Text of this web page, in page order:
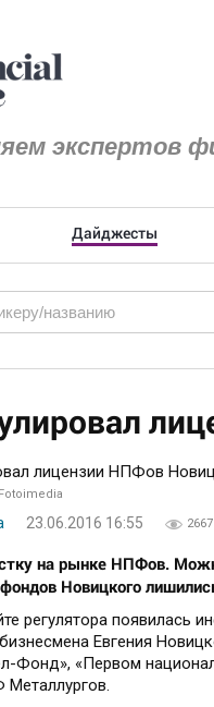
экспертов
Дайджесты
23.06.2016 16:55 2667
на рынке НПФов.
Новицкого
регулятора появилась
Евгения
Фонд», «Первом